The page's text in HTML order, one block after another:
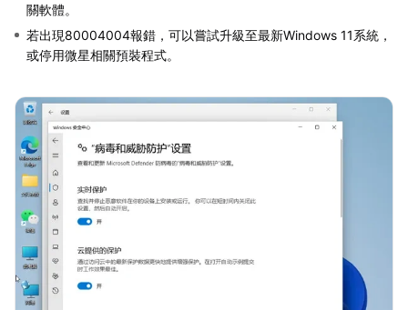
關軟體。
若出現80004004報錯，可以嘗試升級至最新Windows 11系統，
或停用微星相關預裝程式。